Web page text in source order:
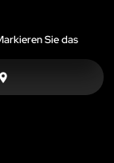
Sie das